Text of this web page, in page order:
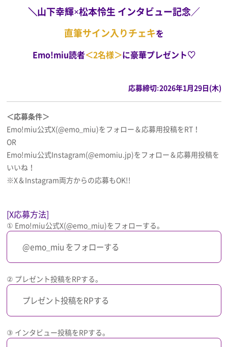
＼山下幸輝×松本怜生 インタビュー記念／
直筆サイン入りチェキを
Emo!miu読者＜2名様＞に豪華プレゼント♡
応募締切:2026年1月29日(木)
＜応募条件＞
Emo!miu公式X(@emo_miu)をフォロー＆応募用投稿をRT！
OR
Emo!miu公式Instagram(@emomiu.jp)をフォロー＆応募用投稿を
いいね！
※X＆Instagram両方からの応募もOK!!
[X応募方法]
① Emo!miu公式X(@emo_miu)をフォローする。
@emo_miu をフォローする
② プレゼント投稿をRPする。
プレゼント投稿をRPする
③ インタビュー投稿をRPする。